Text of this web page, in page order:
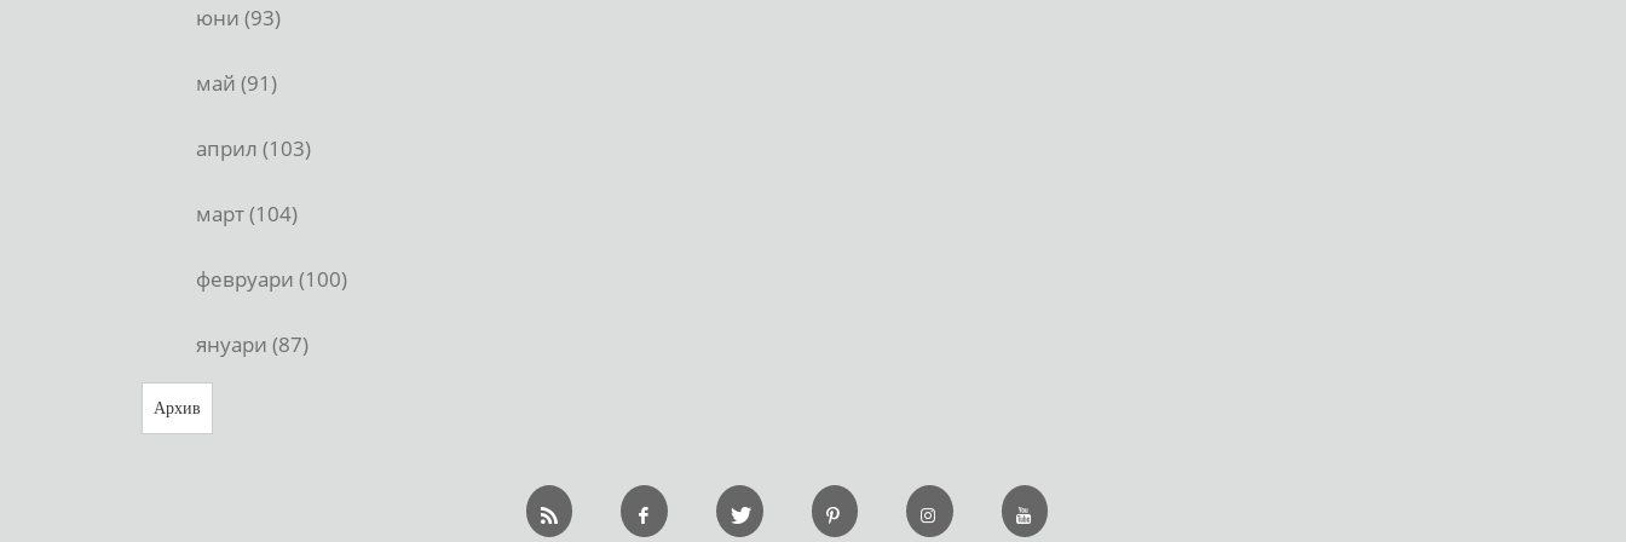
юни (93)
май (91)
април (103)
март (104)
февруари (100)
януари (87)
Архив